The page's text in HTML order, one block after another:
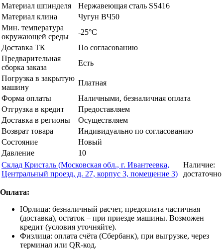
Материал шпинделя
Нержавеющая сталь SS416
Материал клина
Чугун BЧ50
Мин. температура
окружающей среды
-25°C
Доставка ТК
По согласованию
Предварительная
сборка заказа
Есть
Погрузка в закрытую
машину
Платная
Форма оплаты
Наличными, безналичная оплата
Отгрузка в кредит
Предоставляем
Доставка в регионы
Осуществляем
Возврат товара
Индивидуально по согласованию
Состояние
Новый
Давление
10
Склад Кристаль (Московская обл., г. Ивантеевка,
Центральный проезд, д. 27, корпус 3, помещение 3)
Наличие:
достаточно
Оплата:
Юрлица: безналичный расчет, предоплата частичная
(доставка), остаток – при приезде машины. Возможен
кредит (условия уточняйте).
Физлица: оплата счёта (Сбербанк), при выгрузке, через
терминал или QR-код.